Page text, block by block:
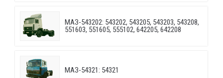
МАЗ-543202: 543202, 543205, 543203, 543208,
551603, 551605, 555102, 642205, 642208
МАЗ-54321: 54321